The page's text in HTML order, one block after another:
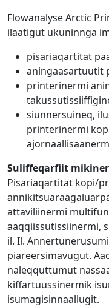
Flowanalyse Arctic
ilaatigut ukuninnga
pisariaqartitat
aningaasartuutit
printerinermi
siunnersuineq,
printerinermi
Suliffeqarfiit
Pisariaqartitat kopi/
attaviliinermi
aaqqiissutissiinermi,
il. Il.
piareersimavugut.
naleqquttumut
kiffartuussinermik
isumagisinnaallugit.